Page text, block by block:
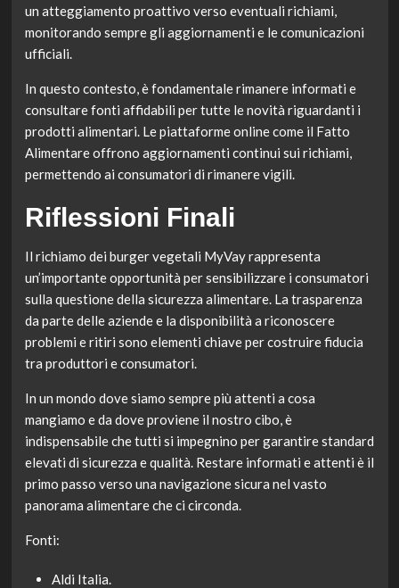
un atteggiamento proattivo verso eventuali richiami,
monitorando sempre gli aggiornamenti e le comunicazioni
ufficiali.
In questo contesto, è fondamentale rimanere informati e
consultare fonti affidabili per tutte le novità riguardanti i
prodotti alimentari. Le piattaforme online come il Fatto
Alimentare offrono aggiornamenti continui sui richiami,
permettendo ai consumatori di rimanere vigili.
Riflessioni Finali
Il richiamo dei burger vegetali MyVay rappresenta
un’importante opportunità per sensibilizzare i consumatori
sulla questione della sicurezza alimentare. La trasparenza
da parte delle aziende e la disponibilità a riconoscere
problemi e ritiri sono elementi chiave per costruire fiducia
tra produttori e consumatori.
In un mondo dove siamo sempre più attenti a cosa
mangiamo e da dove proviene il nostro cibo, è
indispensabile che tutti si impegnino per garantire standard
elevati di sicurezza e qualità. Restare informati e attenti è il
primo passo verso una navigazione sicura nel vasto
panorama alimentare che ci circonda.
Fonti:
Aldi Italia.